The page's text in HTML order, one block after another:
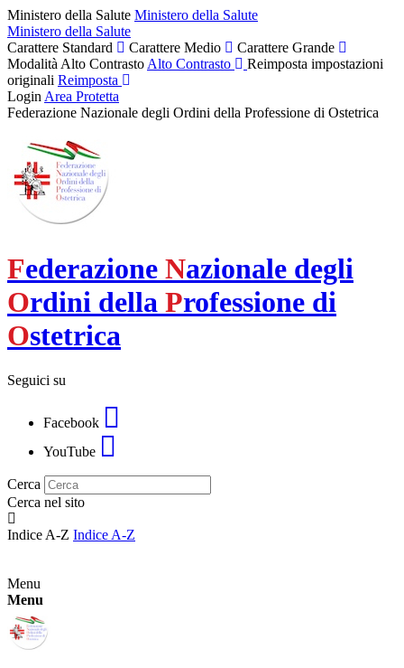
Ministero della Salute Ministero della Salute
Ministero della Salute
Carattere Standard
Carattere Medio
Carattere Grande
Modalità Alto Contrasto Alto Contrasto
Reimposta impostazioni
originali Reimposta
Login Area Protetta
Federazione Nazionale degli Ordini della Professione di Ostetrica
Federazione Nazionale degli
Ordini della Professione di
Ostetrica
Seguici su
Facebook
YouTube
Cerca
Cerca nel sito
Indice A-Z Indice A-Z
Menu
Menu